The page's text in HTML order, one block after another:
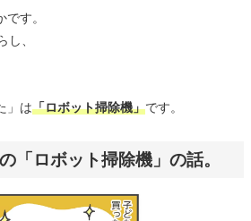
す。
し、
」は「ロボット掃除機」です。
ロボット掃除機」の話。